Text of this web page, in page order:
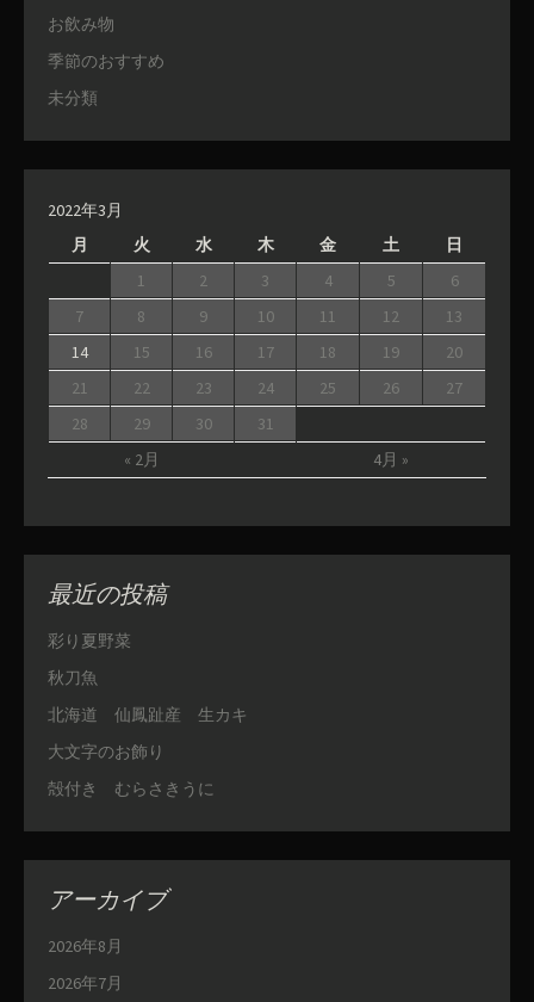
お飲み物
季節のおすすめ
未分類
2022年3月
月
火 水 木 金 土 日
« 2月 4月 »
1 2 3 4 5
6
7
8 9 10 11 12
13
14
15 16 17 18 19
20
21
22 23 24 25 26
27
28
29 30 31
最近の投稿
彩り夏野菜
秋刀魚
北海道 仙鳳趾産 生カキ
大文字のお飾り
殻付き むらさきうに
アーカイブ
2026年8月
2026年7月